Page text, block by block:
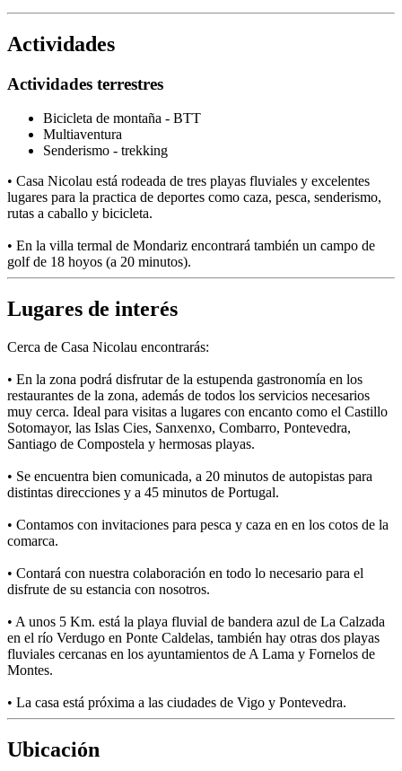
Actividades
Actividades terrestres
Bicicleta de montaña - BTT
Multiaventura
Senderismo - trekking
• Casa Nicolau está rodeada de tres playas fluviales y excelentes
lugares para la practica de deportes como caza, pesca, senderismo,
rutas a caballo y bicicleta.
• En la villa termal de Mondariz encontrará también un campo de
golf de 18 hoyos (a 20 minutos).
Lugares de interés
Cerca de Casa Nicolau encontrarás:
• En la zona podrá disfrutar de la estupenda gastronomía en los
restaurantes de la zona, además de todos los servicios necesarios
muy cerca. Ideal para visitas a lugares con encanto como el Castillo
Sotomayor, las Islas Cies, Sanxenxo, Combarro, Pontevedra,
Santiago de Compostela y hermosas playas.
• Se encuentra bien comunicada, a 20 minutos de autopistas para
distintas direcciones y a 45 minutos de Portugal.
• Contamos con invitaciones para pesca y caza en en los cotos de la
comarca.
• Contará con nuestra colaboración en todo lo necesario para el
disfrute de su estancia con nosotros.
• A unos 5 Km. está la playa fluvial de bandera azul de La Calzada
en el río Verdugo en Ponte Caldelas, también hay otras dos playas
fluviales cercanas en los ayuntamientos de A Lama y Fornelos de
Montes.
• La casa está próxima a las ciudades de Vigo y Pontevedra.
Ubicación